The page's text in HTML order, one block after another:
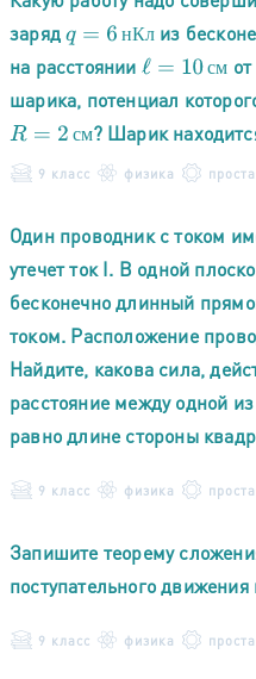
заряд
нКл
q =6нКл
из
на расстоянии
см
ℓ=10 см
шарика, потенциал
см
R= 2см ? Шарик
9 класс физика
Один проводник с током
утечет ток I. В одной
бесконечно длинный
током. Расположение
Найдите, какова сила,
расстояние между одной
равно длине стороны
9 класс физика
Запишите теорему
поступательного
9 класс физика